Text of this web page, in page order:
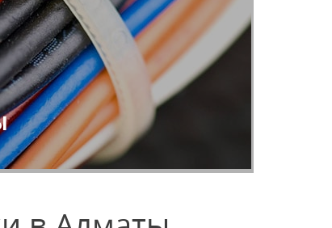
вытяжка